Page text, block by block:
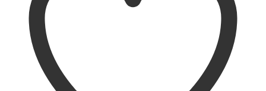
sayfasından
seçilebilir